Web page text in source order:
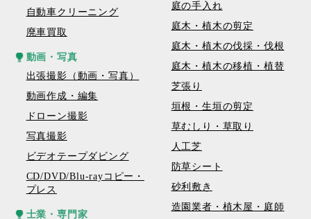
自動車クリーニング
廃車買取
動画・写真
出張撮影（動画・写真）
動画作成・編集
ドローン撮影
写真撮影
ビデオテープダビング
CD/DVD/Blu-rayコピー・
プレス
士業・専門家
庭の手入れ
庭木・植木の剪定
庭木・植木の伐採・伐根
庭木・植木の移植・植替
芝張り
垣根・生垣の剪定
草むしり・草取り
人工芝
防草シート
砂利敷き
造園業者・植木屋・庭師